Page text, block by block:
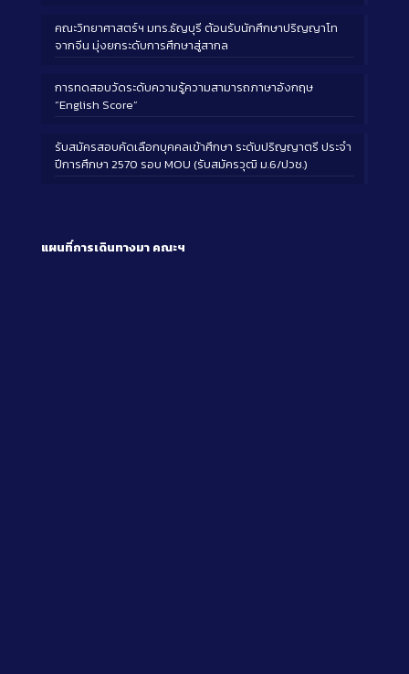
คณะวิทยาศาสตร์ฯ มทร.ธัญบุรี ต้อนรับนักศึกษาปริญญาโท
จากจีน มุ่งยกระดับการศึกษาสู่สากล
การทดสอบวัดระดับความรู้ความสามารถภาษาอังกฤษ
“English Score”
รับสมัครสอบคัดเลือกบุคคลเข้าศึกษา ระดับปริญญาตรี ประจำ
ปีการศึกษา 2570 รอบ MOU (รับสมัครวุฒิ ม.6/ปวช.)
แผนที่การเดินทางมา คณะฯ